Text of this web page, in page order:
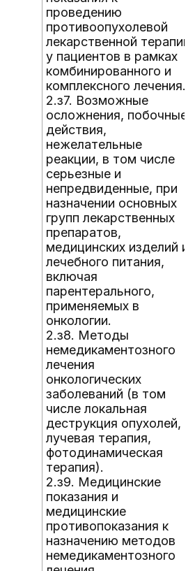
проведению
противоопухолевой
лекарственной терапии
у пациентов в рамках
комбинированного и
комплексного лечения.
2.з7. Возможные
осложнения, побочные
действия,
нежелательные
реакции, в том числе
серьезные и
непредвиденные, при
назначении основных
групп лекарственных
препаратов,
медицинских изделий и
лечебного питания,
включая
парентерального,
применяемых в
онкологии.
2.з8. Методы
немедикаментозного
лечения
онкологических
заболеваний (в том
числе локальная
деструкция опухолей,
лучевая терапия,
фотодинамическая
терапия).
2.з9. Медицинские
показания и
медицинские
противопоказания к
назначению методов
немедикаментозного